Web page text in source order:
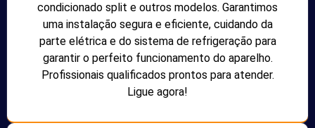
condicionado split e outros modelos. Garantimos
uma instalação segura e eficiente, cuidando da
parte elétrica e do sistema de refrigeração para
garantir o perfeito funcionamento do aparelho.
Profissionais qualificados prontos para atender.
Ligue agora!